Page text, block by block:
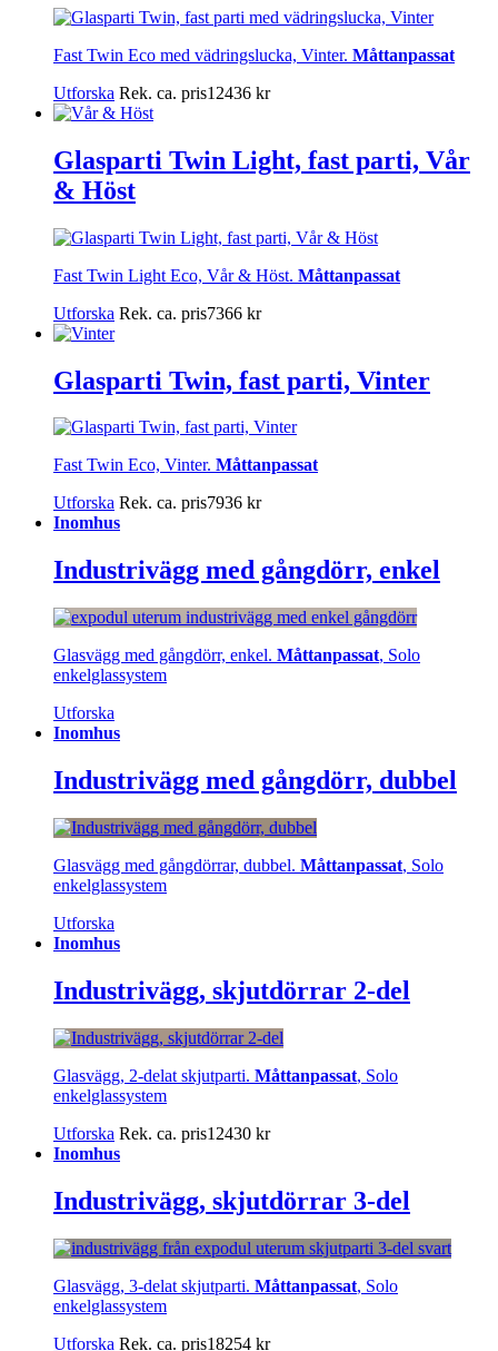
Fast Twin Eco med vädringslucka, Vinter. Måttanpassat
Utforska Rek. ca. pris12436 kr
Glasparti Twin Light, fast parti, Vår
& Höst
Fast Twin Light Eco, Vår & Höst. Måttanpassat
Utforska Rek. ca. pris7366 kr
Glasparti Twin, fast parti, Vinter
Fast Twin Eco, Vinter. Måttanpassat
Utforska Rek. ca. pris7936 kr
Inomhus
Industrivägg med gångdörr, enkel
Glasvägg med gångdörr, enkel. Måttanpassat, Solo
enkelglassystem
Utforska
Inomhus
Industrivägg med gångdörr, dubbel
Glasvägg med gångdörrar, dubbel. Måttanpassat, Solo
enkelglassystem
Utforska
Inomhus
Industrivägg, skjutdörrar 2-del
Glasvägg, 2-delat skjutparti. Måttanpassat, Solo
enkelglassystem
Utforska Rek. ca. pris12430 kr
Inomhus
Industrivägg, skjutdörrar 3-del
Glasvägg, 3-delat skjutparti. Måttanpassat, Solo
enkelglassystem
Utforska Rek. ca. pris18254 kr